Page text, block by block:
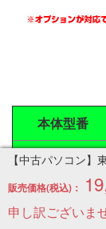
本体型番
CPU
メモリ
【中古パソコン】
販売価格(税込)：
申し訳ございま